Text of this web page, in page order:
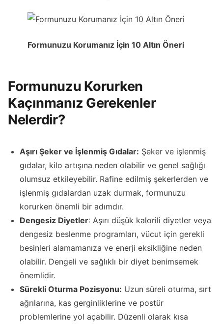
Formunuzu Korumanız İçin 10 Altın Öneri
Formunuzu Korurken
Kaçınmanız Gerekenler
Nelerdir?
Aşırı Şeker ve İşlenmiş Gıdalar: Şeker ve işlenmiş
gıdalar, kilo artışına neden olabilir ve genel sağlığı
olumsuz etkileyebilir. Rafine edilmiş şekerlerden ve
işlenmiş gıdalardan uzak durmak, formunuzu
korurken önemli bir adımdır.
Dengesiz Diyetler: Aşırı düşük kalorili diyetler veya
dengesiz beslenme programları, vücut için gerekli
besinleri alamamanıza ve enerji eksikliğine neden
olabilir. Dengeli ve sağlıklı bir diyet benimsemek
önemlidir.
Sürekli Oturma Pozisyonu: Uzun süreli oturma, sırt
ağrılarına, kas gerginliklerine ve postür
problemlerine yol açabilir. Düzenli olarak kısa